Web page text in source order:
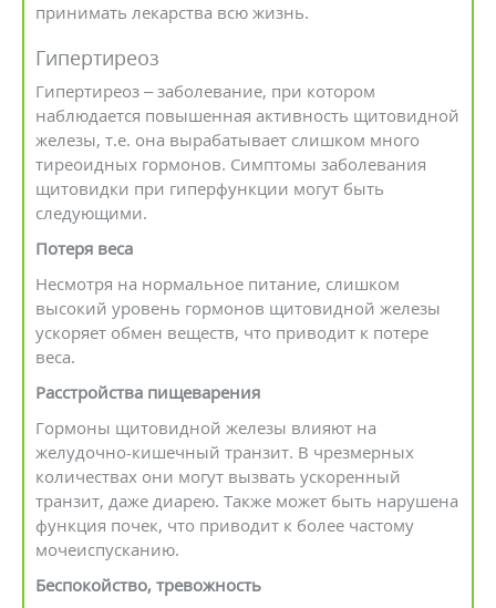
принимать лекарства всю жизнь.
Гипертиреоз
Гипертиреоз – заболевание, при котором
наблюдается повышенная активность щитовидной
железы, т.е. она вырабатывает слишком много
тиреоидных гормонов. Симптомы заболевания
щитовидки при гиперфункции могут быть
следующими.
Потеря веса
Несмотря на нормальное питание, слишком
высокий уровень гормонов щитовидной железы
ускоряет обмен веществ, что приводит к потере
веса.
Расстройства пищеварения
Гормоны щитовидной железы влияют на
желудочно-кишечный транзит. В чрезмерных
количествах они могут вызвать ускоренный
транзит, даже диарею. Также может быть нарушена
функция почек, что приводит к более частому
мочеиспусканию.
Беспокойство, тревожность